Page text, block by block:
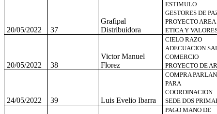
20/05/2022 37
Grafipal
Distribuidora
ESTIMULO
GESTORES DE
PROYECTO AREA
ETICA Y
20/05/2022 38
Victor Manuel
Florez
CIELO RAZO
ADECUACION
COMERCIO
PROYECTO DE
24/05/2022 39 Luis Evelio Ibarra
COMPRA
PARA
COORDINACION
SEDE DOS
PAGO MANO DE